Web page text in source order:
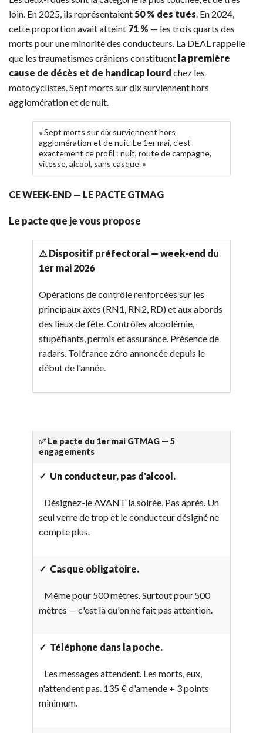
loin. En 2025, ils représentaient50 % des tués. En 2024,
cette proportion avait atteint 71 % — les trois quarts des
morts pour une minorité des conducteurs. La DEAL rappelle
que les traumatismes crâniens constituent la première
cause de décès et de handicap lourd chez les
motocyclistes. Sept morts sur dix surviennent hors
agglomération et de nuit.
« Sept morts sur dix surviennent hors
agglomération et de nuit. Le 1er mai, c'est
exactement ce profil : nuit, route de campagne,
vitesse, alcool, sans casque. »
CE WEEK-END — LE PACTE GTMAG
Le pacte que je vous propose
⚠ Dispositif préfectoral — week-end du
1er mai 2026
Opérations de contrôle renforcées sur les
principaux axes (RN1, RN2, RD) et aux abords
des lieux de fête. Contrôles alcoolémie,
stupéfiants, permis et assurance. Présence de
radars. Tolérance zéro annoncée depuis le
début de l'année.
✅ Le pacte du 1er mai GTMAG — 5
engagements
✓ Un conducteur, pas d'alcool.
Désignez-le AVANT la soirée. Pas après. Un
seul verre de trop et le conducteur désigné ne
compte plus.
✓ Casque obligatoire.
Même pour 500 mètres. Surtout pour 500
mètres — c'est là qu'on ne fait pas attention.
✓ Téléphone dans la poche.
Les messages attendent. Les morts, eux,
n'attendent pas. 135 € d'amende + 3 points
minimum.